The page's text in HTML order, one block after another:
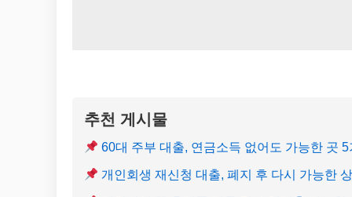
추천 게시물
60대 주부 대출, 연금소득 없어도 가능한 곳 5
개인회생 재신청 대출, 폐지 후 다시 가능한